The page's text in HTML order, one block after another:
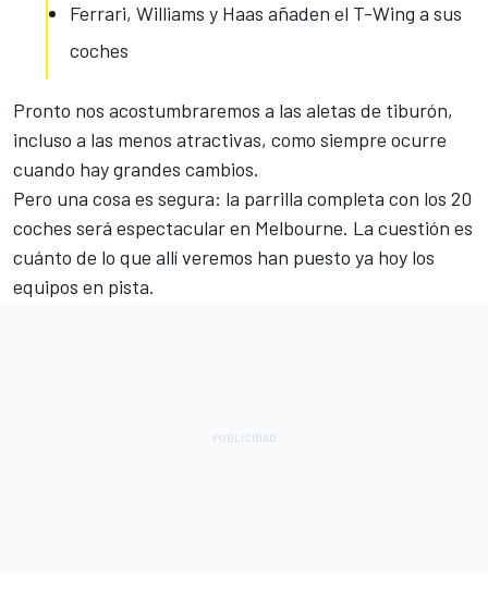
Ferrari, Williams y Haas añaden el T-Wing a sus
coches
Pronto nos acostumbraremos a las aletas de tiburón,
incluso a las menos atractivas, como siempre ocurre
cuando hay grandes cambios.
Pero una cosa es segura: la parrilla completa con los 20
coches será espectacular en Melbourne. La cuestión es
cuánto de lo que allí veremos han puesto ya hoy los
equipos en pista.